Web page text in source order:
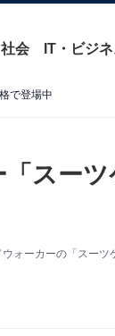
社会 IT・ビジ
で登場中
スーツ
ォーカーの「スーツ